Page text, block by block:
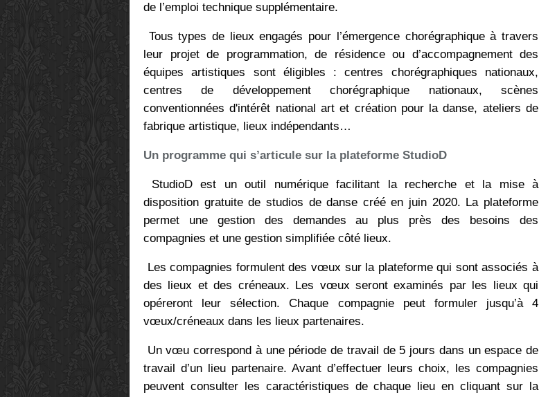
de l’emploi technique supplémentaire.
Tous types de lieux engagés pour l’émergence chorégraphique à travers
leur projet de programmation, de résidence ou d’accompagnement des
équipes artistiques sont éligibles : centres chorégraphiques nationaux,
centres de développement chorégraphique nationaux, scènes
conventionnées d'intérêt national art et création pour la danse, ateliers de
fabrique artistique, lieux indépendants…
Un programme qui s’articule sur la plateforme StudioD
StudioD est un outil numérique facilitant la recherche et la mise à
disposition gratuite de studios de danse créé en juin 2020. La plateforme
permet une gestion des demandes au plus près des besoins des
compagnies et une gestion simplifiée côté lieux.
Les compagnies formulent des vœux sur la plateforme qui sont associés à
des lieux et des créneaux. Les vœux seront examinés par les lieux qui
opéreront leur sélection. Chaque compagnie peut formuler jusqu’à 4
vœux/créneaux dans les lieux partenaires.
Un vœu correspond à une période de travail de 5 jours dans un espace de
travail d’un lieu partenaire. Avant d’effectuer leurs choix, les compagnies
peuvent consulter les caractéristiques de chaque lieu en cliquant sur la